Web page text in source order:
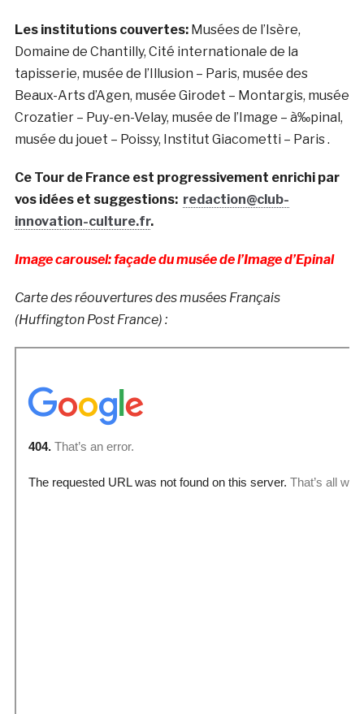
Les institutions couvertes:Musées de l’Isère,
Domaine de Chantilly, Cité internationale de la
tapisserie, musée de l’Illusion – Paris, musée des
Beaux-Arts d’Agen, musée Girodet – Montargis, musée
Crozatier – Puy-en-Velay, musée de l’Image – à‰pinal,
musée du jouet – Poissy, Institut Giacometti – Paris .
Ce Tour de France est progressivement enrichi par
vos idées et suggestions: redaction@club-
innovation-culture.fr.
Image carousel: façade du musée de l’Image d’Epinal
Carte des réouvertures des musées Français
(Huffington Post France) :